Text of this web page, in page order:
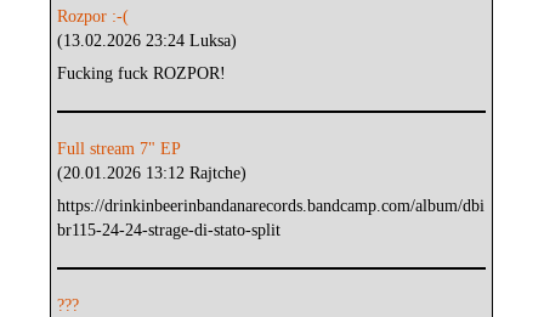
Rozpor :-(
(13.02.2026 23:24 Luksa)
Fucking fuck ROZPOR!
Full stream 7" EP
(20.01.2026 13:12 Rajtche)
https://drinkinbeerinbandanarecords.bandcamp.com/album/dbi
br115-24-24-strage-di-stato-split
???